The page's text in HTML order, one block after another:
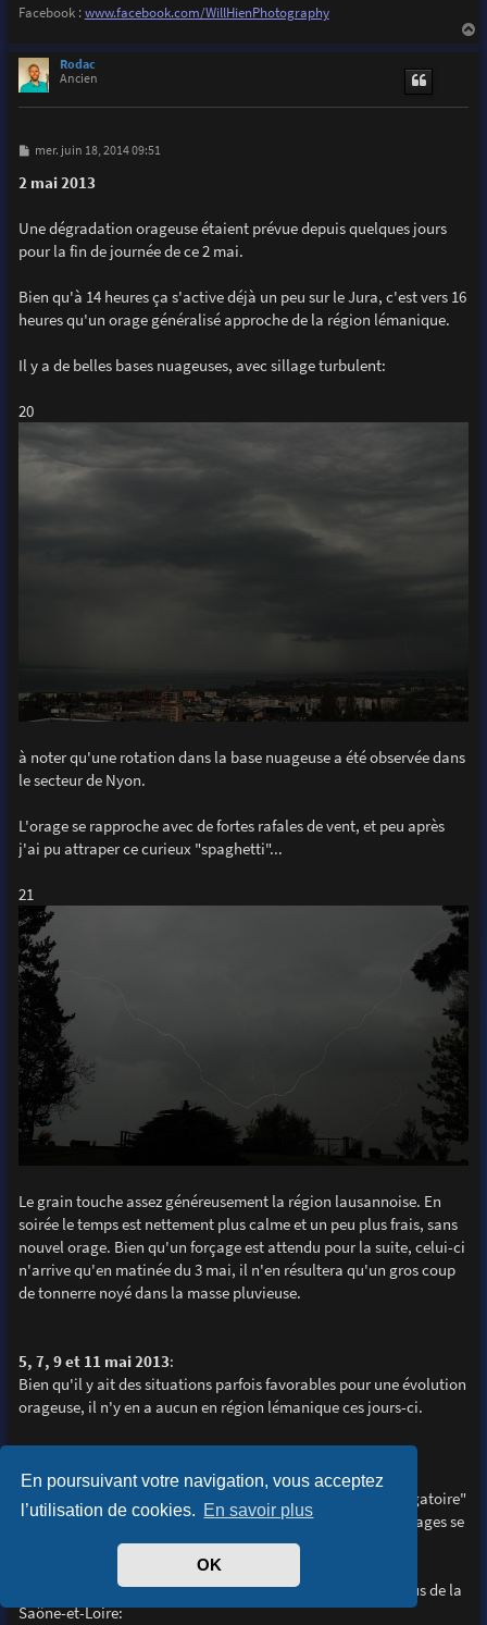
En poursuivant votre navigation, vous acceptez
l’utilisation de cookies. En savoir plus
OK
Facebook :www.facebook.com/WillHienPhotography
Rodac
Ancien
M
s
s
e
mer. juin 18, 2014 09:51
2 mai 2013
Une dégradation orageuse étaient prévue depuis quelques jours
pour la fin de journée de ce 2 mai.
Bien qu'à 14 heures ça s'active déjà un peu sur le Jura, c'est vers 16
heures qu'un orage généralisé approche de la région lémanique.
Il y a de belles bases nuageuses, avec sillage turbulent:
20
à noter qu'une rotation dans la base nuageuse a été observée dans
le secteur de Nyon.
L'orage se rapproche avec de fortes rafales de vent, et peu après
j'ai pu attraper ce curieux "spaghetti"...
21
Le grain touche assez généreusement la région lausannoise. En
soirée le temps est nettement plus calme et un peu plus frais, sans
nouvel orage. Bien qu'un forçage est attendu pour la suite, celui-ci
n'arrive qu'en matinée du 3 mai, il n'en résultera qu'un gros coup
de tonnerre noyé dans la masse pluvieuse.
5, 7, 9 et 11 mai 2013:
Bien qu'il y ait des situations parfois favorables pour une évolution
orageuse, il n'y en a aucun en région lémanique ces jours-ci.
14 mai 2013
après une fort belle journée (la dernière avant un long "purgatoire"
de pluie et de fraîcheur qui va perdurer 3 semaines !), des orages se
forment, mais très loin à l'ouest du Léman.
Cette enclume bien visible au crépuscule se trouve au-dessus de la
Saône-et-Loire: